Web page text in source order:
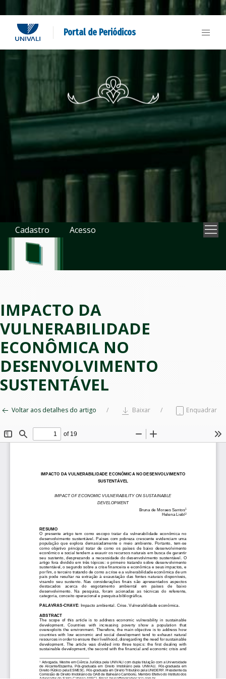
Portal de Periódicos
Cadastro Acesso
IMPACTO DA
VULNERABILIDADE
ECONÔMICA NO
DESENVOLVIMENTO
SUSTENTÁVEL
Voltar aos detalhes do artigo Baixar Enquadrar